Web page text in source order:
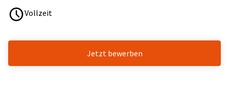
Vollzeit
Jetzt bewerben